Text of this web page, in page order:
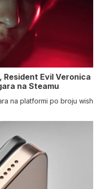
Resident Evil Veronica
na Steamu
na platformi po broju wish